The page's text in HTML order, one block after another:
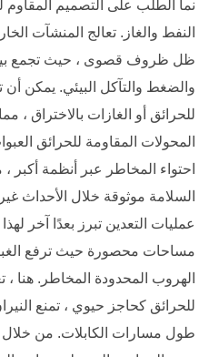
نما الطلب على التصميم
النفط والغاز. تعالج المنشآت
ظل ظروف قصوى ، حيث تجمع بين
والضغط والتآكل البيئي. يمكن
للحرائق أو الغازات بالاختراق ،
المحولات المقاومة للحرائق
احتواء المخاطر عبر أنظمة أكبر
السلامة موثوقة خلال الأحداث
عمليات التعدين تبرز بعدًا آخر
مساحات محصورة حيث ترفع
الهروب المحدودة المخاطر. هنا
للحرائق كحاجز حيوي ، تمنع
طول مسارات الكابلات. من خلال